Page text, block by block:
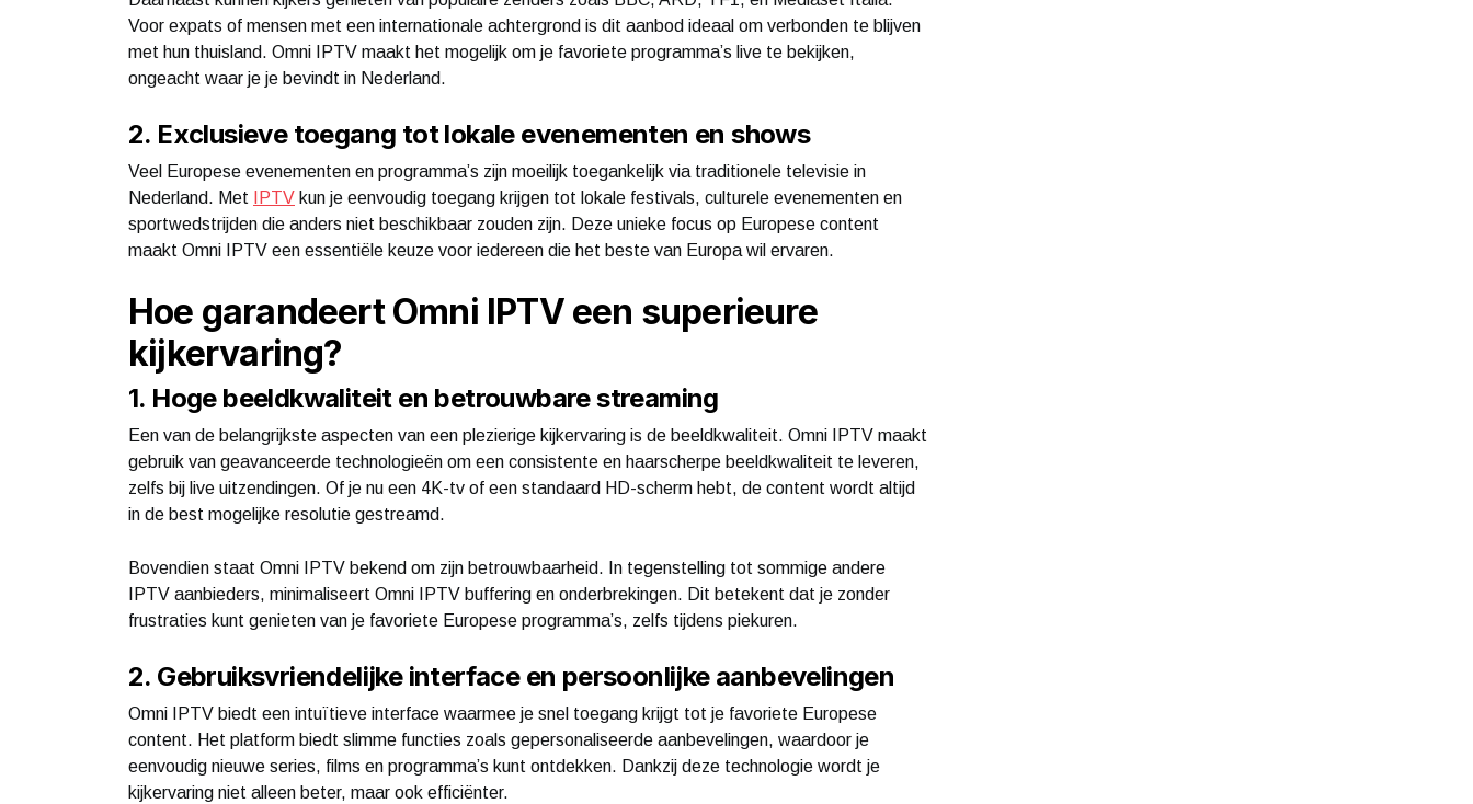
Voor expats of mensen met een internationale achtergrond is dit aanbod ideaal om verbonden te blijven
met hun thuisland. Omni IPTV maakt het mogelijk om je favoriete programma’s live te bekijken,
ongeacht waar je je bevindt in Nederland.
2. Exclusieve toegang tot lokale evenementen en shows
Veel Europese evenementen en programma’s zijn moeilijk toegankelijk via traditionele televisie in
Nederland. Met
IPTV kun je eenvoudig toegang krijgen tot lokale festivals, culturele evenementen en
sportwedstrijden die anders niet beschikbaar zouden zijn. Deze unieke focus op Europese content
maakt Omni IPTV een essentiële keuze voor iedereen die het beste van Europa wil ervaren.
Hoe garandeert Omni IPTV een superieure
kijkervaring?
1. Hoge beeldkwaliteit en betrouwbare streaming
Een van de belangrijkste aspecten van een plezierige kijkervaring is de beeldkwaliteit. Omni IPTV maakt
gebruik van geavanceerde technologieën om een consistente en haarscherpe beeldkwaliteit te leveren,
zelfs bij live uitzendingen. Of je nu een 4K-tv of een standaard HD-scherm hebt, de content wordt altijd
in de best mogelijke resolutie gestreamd.
Bovendien staat Omni IPTV bekend om zijn betrouwbaarheid. In tegenstelling tot sommige andere
IPTV aanbieders, minimaliseert Omni IPTV buffering en onderbrekingen. Dit betekent dat je zonder
frustraties kunt genieten van je favoriete Europese programma’s, zelfs tijdens piekuren.
2. Gebruiksvriendelijke interface en persoonlijke aanbevelingen
Omni IPTV biedt een intuïtieve interface waarmee je snel toegang krijgt tot je favoriete Europese
content. Het platform biedt slimme functies zoals gepersonaliseerde aanbevelingen, waardoor je
eenvoudig nieuwe series, films en programma’s kunt ontdekken. Dankzij deze technologie wordt je
kijkervaring niet alleen beter, maar ook efficiënter.